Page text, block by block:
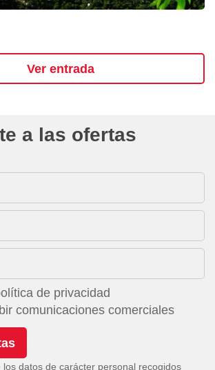
Ver entrada
a las ofertas
de privacidad
comunicaciones comerciales
los datos de carácter personal recogidos